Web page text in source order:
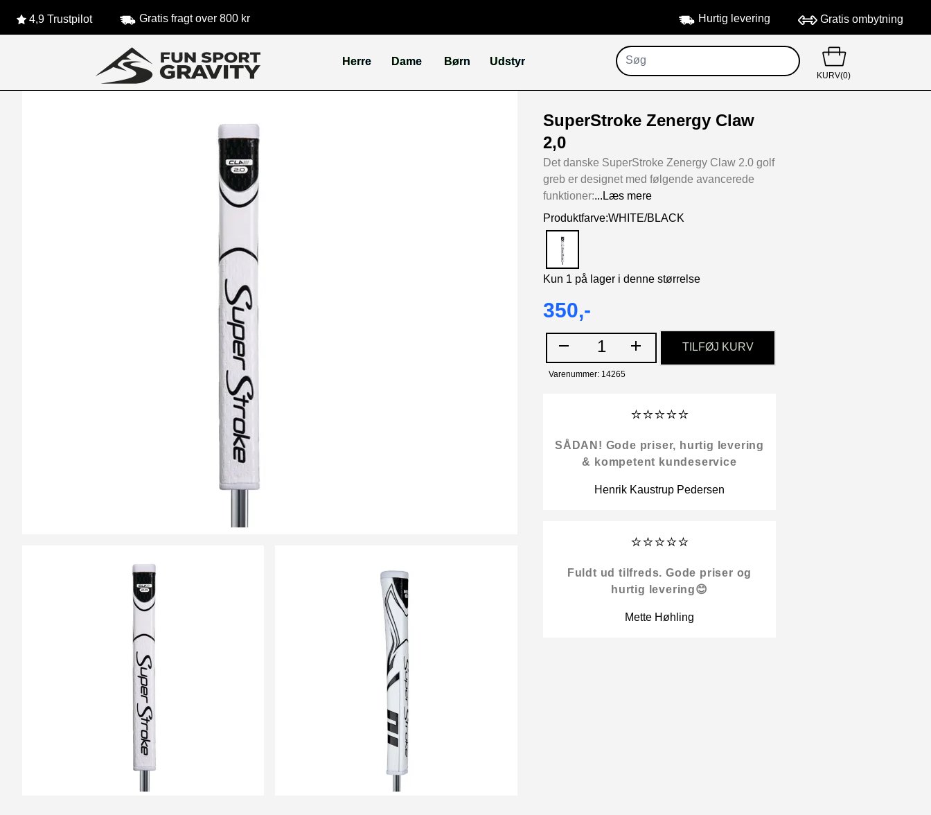
4,9 Trustpilot Gratis fragt over 800 kr Hurtig levering Gratis ombytning
Herre Dame Børn Udstyr
KURV(0)
SuperStroke Zenergy Claw
2,0
Det danske SuperStroke Zenergy Claw 2.0 golf
greb er designet med følgende avancerede
funktioner:...Læs mere
Produktfarve:WHITE/BLACK
Kun 1 på lager i denne størrelse
350,-
1 TILFØJ KURV
Varenummer: 14265
⭐⭐⭐⭐⭐
SÅDAN! Gode priser, hurtig levering
& kompetent kundeservice
Henrik Kaustrup Pedersen
⭐⭐⭐⭐⭐
Fuldt ud tilfreds. Gode priser og
hurtig levering😊
Mette Høhling